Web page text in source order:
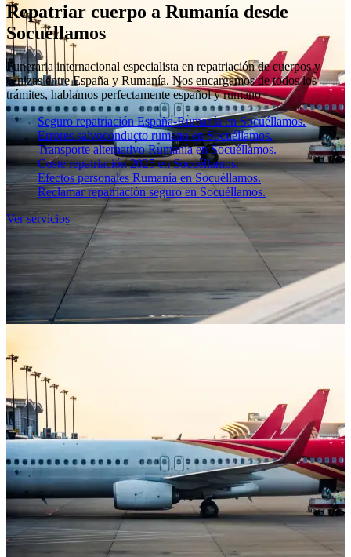
Repatriar cuerpo a Rumanía desde
Socuéllamos
Funeraria internacional especialista en repatriación de cuerpos y
cenizas entre España y Rumanía. Nos encargamos de todos los
trámites, hablamos perfectamente español y rumano
Seguro repatriación España-Rumanía en Socuéllamos.
Errores salvoconducto rumano en Socuéllamos.
Transporte alternativo Rumanía en Socuéllamos.
Coste repatriación 2025 en Socuéllamos.
Efectos personales Rumanía en Socuéllamos.
Reclamar repatriación seguro en Socuéllamos.
Ver servicios